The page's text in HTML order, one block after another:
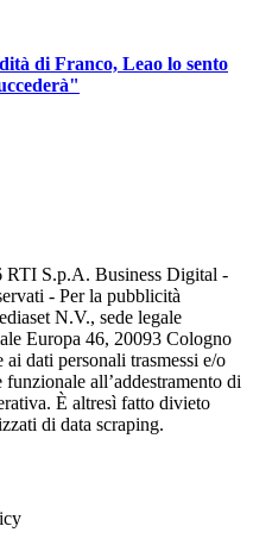
di Franco, Leao lo sento
RTI S.p.A. Business Digital -
- Per la pubblicità
N.V., sede legale
Europa 46, 20093 Cologno
dati personali trasmessi e/o
all’addestramento di
È altresì fatto divieto
di data scraping.